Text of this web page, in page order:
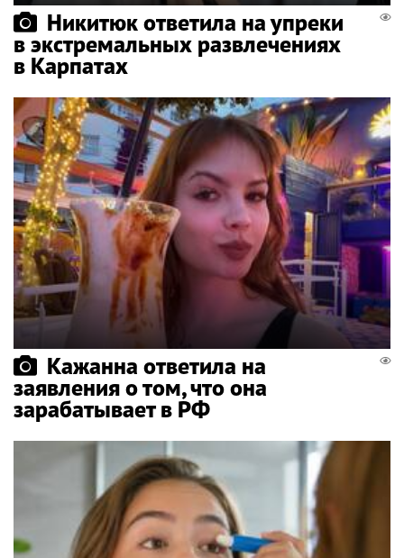
Никитюк ответила на упреки
в экстремальных развлечениях
в Карпатах
Кажанна ответила на
заявления о том, что она
зарабатывает в РФ